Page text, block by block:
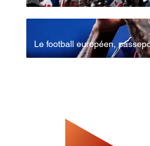
Le football européen,